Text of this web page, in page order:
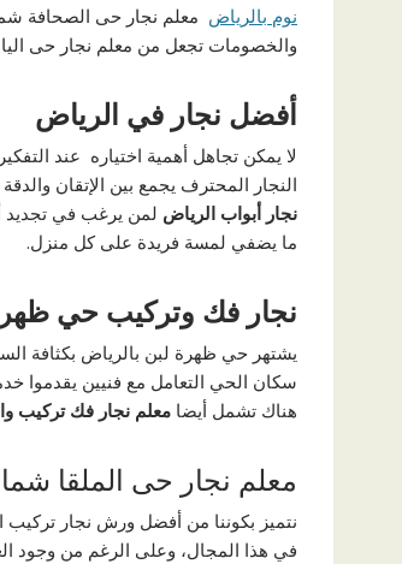
نوم بالرياض معلم نجار حى الصحافة
والخصومات تجعل من معلم نجار حى
أفضل نجار في الرياض
لا يمكن تجاهل أهمية اختياره عند
النجار المحترف يجمع بين الإتقان
نجار أبواب الرياض لمن يرغب في تجديد
ما يضفي لمسة فريدة على كل منزل.
نجار فك وتركيب حي
يشتهر حي ظهرة لبن بالرياض بكثافة
سكان الحي التعامل مع فنيين يقدموا
هناك تشمل أيضا معلم نجار فك تركيب
معلم نجار حى الملقا
نتميز بكوننا من أفضل ورش نجار تركيب
في هذا المجال، وعلى الرغم من وجود